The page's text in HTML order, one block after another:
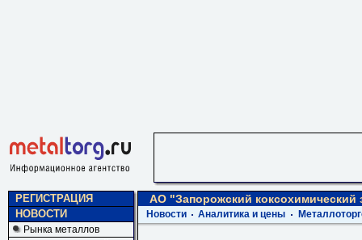
РЕГИСТРАЦИЯ
НОВОСТИ
Рынка металлов
АО "Запорожский коксохимический
Новости Аналитика и цены